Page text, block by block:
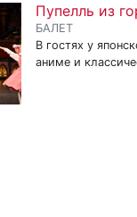
Пупелль из
БАЛЕТ
В гостях у
аниме и